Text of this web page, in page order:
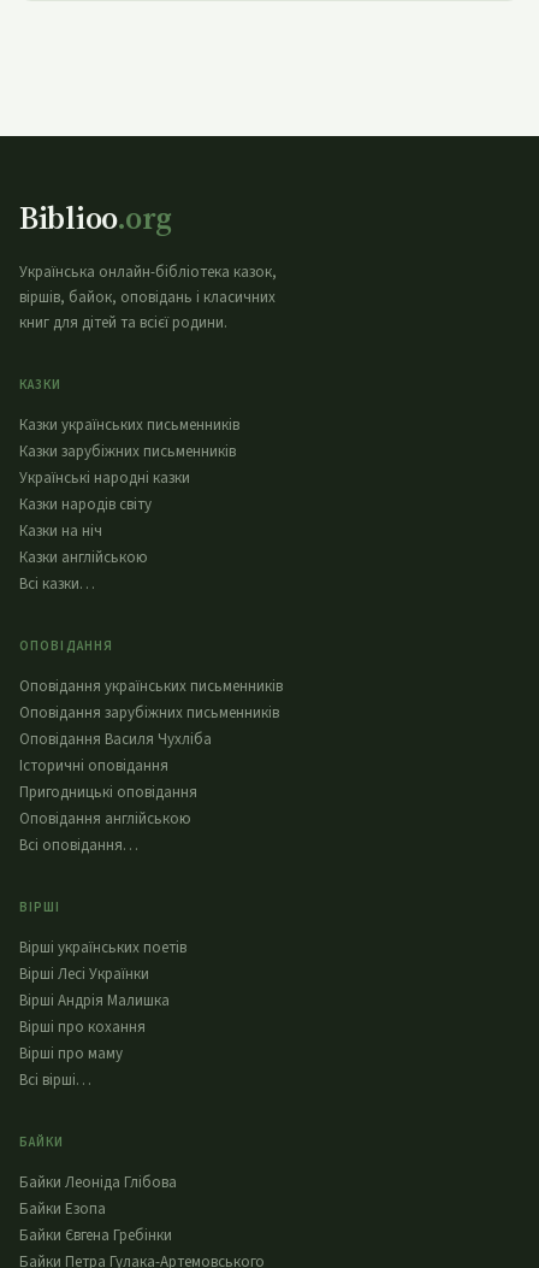
Biblioo.org
Українська онлайн-бібліотека казок,
віршів, байок, оповідань і класичних
книг для дітей та всієї родини.
КАЗКИ
Казки українських письменників
Казки зарубіжних письменників
Українські народні казки
Казки народів світу
Казки на ніч
Казки англійською
Всі казки…
ОПОВІДАННЯ
Оповідання українських письменників
Оповідання зарубіжних письменників
Оповідання Василя Чухліба
Історичні оповідання
Пригодницькі оповідання
Оповідання англійською
Всі оповідання…
ВІРШІ
Вірші українських поетів
Вірші Лесі Українки
Вірші Андрія Малишка
Вірші про кохання
Вірші про маму
Всі вірші…
БАЙКИ
Байки Леоніда Глібова
Байки Езопа
Байки Євгена Гребінки
Байки Петра Гулака-Артемовського